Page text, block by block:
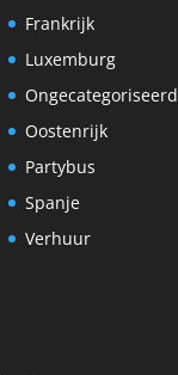
Frankrijk
Luxemburg
Ongecategoriseerd
Oostenrijk
Partybus
Spanje
Verhuur